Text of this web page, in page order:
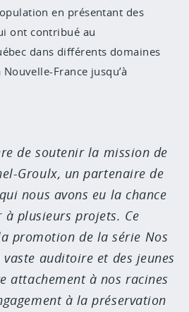
en présentant des
ont contribué au
dans différents domaines
France jusqu’à
de soutenir la mission de
Groulx, un partenaire de
nous avons eu la chance
à plusieurs projets. Ce
promotion de la série Nos
vaste auditoire et des jeunes
attachement à nos racines
à la préservation